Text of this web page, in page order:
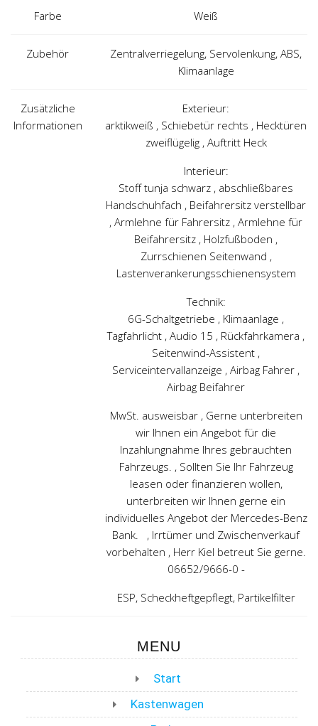
Farbe Weiß
Zubehör
Zentralverriegelung, Servolenkung, ABS,
Klimaanlage
Zusätzliche
Informationen
Exterieur:
arktikweiß , Schiebetür rechts , Hecktüren
zweiflügelig , Auftritt Heck
Interieur:
Stoff tunja schwarz , abschließbares
Handschuhfach , Beifahrersitz verstellbar
, Armlehne für Fahrersitz , Armlehne für
Beifahrersitz , Holzfußboden ,
Zurrschienen Seitenwand ,
Lastenverankerungsschienensystem
Technik:
6G-Schaltgetriebe , Klimaanlage ,
Tagfahrlicht , Audio 15 , Rückfahrkamera ,
Seitenwind-Assistent ,
Serviceintervallanzeige , Airbag Fahrer ,
Airbag Beifahrer
MwSt. ausweisbar , Gerne unterbreiten
wir Ihnen ein Angebot für die
Inzahlungnahme Ihres gebrauchten
Fahrzeugs. , Sollten Sie Ihr Fahrzeug
leasen oder finanzieren wollen,
unterbreiten wir Ihnen gerne ein
individuelles Angebot der Mercedes-Benz
Bank. , Irrtümer und Zwischenverkauf
vorbehalten , Herr Kiel betreut Sie gerne.
06652/9666-0 -
ESP, Scheckheftgepflegt, Partikelfilter
MENU
Start
Kastenwagen